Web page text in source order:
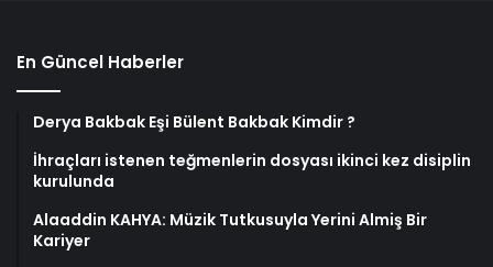
En Güncel Haberler
Derya Bakbak Eşi Bülent Bakbak Kimdir ?
İhraçları istenen teğmenlerin dosyası ikinci kez disiplin
kurulunda
Alaaddin KAHYA: Müzik Tutkusuyla Yerini Almiş Bir
Kariyer